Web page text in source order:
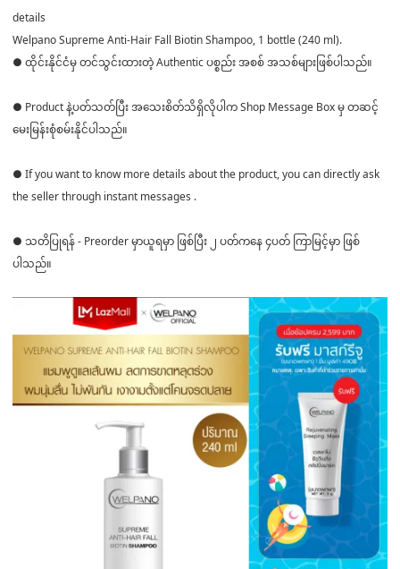
details
Welpano Supreme Anti-Hair Fall Biotin Shampoo, 1 bottle (240 ml).
● ထိုင်းနိုင်ငံမှ တင်သွင်းထားတဲ့ Authentic ပစ္စည်း အစစ် အသစ်များဖြစ်ပါသည်။
● Product နဲ့ပတ်သတ်ပြီး အသေးစိတ်သိရှိလိုပါက Shop Message Box မှ တဆင့်
မေးမြန်းစုံစမ်းနိုင်ပါသည်။
● If you want to know more details about the product, you can directly ask
the seller through instant messages .
● သတိပြုရန် - Preorder မှာယူရမှာ ဖြစ်ပြီး ၂ ပတ်ကနေ ၄ပတ် ကြာမြင့်မှာ ဖြစ်
ပါသည်။